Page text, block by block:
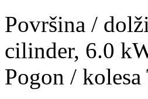
Površina /
cilinder, 6.0
Pogon /